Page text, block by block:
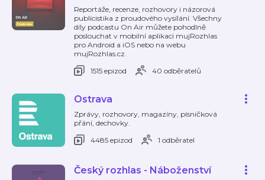
Reportáže, recenze, rozhovory i názorová
publicistika z proudového vysílání. Všechny
díly podcastu On Air můžete pohodlně
poslouchat v mobilní aplikaci mujRozhlas
pro Android a iOS nebo na webu
mujRozhlas.cz.
1515 epizod
40 odběratelů
Ostrava
Zprávy, rozhovory, magazíny, písničková
přání, dechovky.
4485 epizod
1 odběratel
Český rozhlas - Náboženství